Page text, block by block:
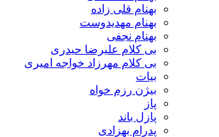
بهنام قلی زاده
بهنام مهدیدوست
بهنام نجفی
بی کلام علیرضا حیدری
بی کلام مهرزاد خواجه امیری
بیژن رزم خواه
پازل باند
پدرام بهزادی